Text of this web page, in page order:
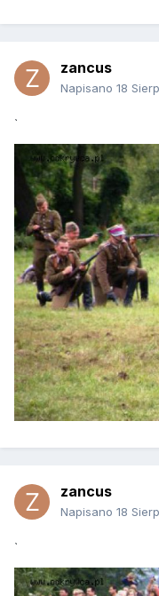
zancus
Napisano 18
`
zancus
Napisano 18
`